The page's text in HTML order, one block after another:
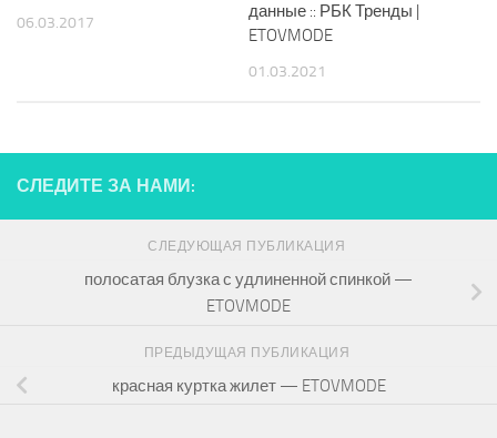
06.03.2017
данные :: РБК Тренды |
ETOVMODE
01.03.2021
СЛЕДИТЕ ЗА НАМИ:
СЛЕДУЮЩАЯ ПУБЛИКАЦИЯ
полосатая блузка с удлиненной спинкой —
ETOVMODE
ПРЕДЫДУЩАЯ ПУБЛИКАЦИЯ
красная куртка жилет — ETOVMODE